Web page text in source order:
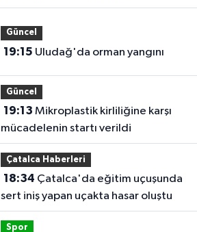
Güncel
19:15 Uludağ'da orman yangını
Güncel
19:13
mücadelenin startı verildi
Çatalca Haberleri
18:34
sert iniş yapan uçakta hasar oluştu
Spor